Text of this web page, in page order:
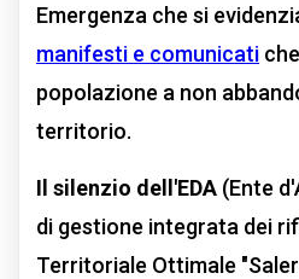
Emergenza che si
manifesti e comunicati
popolazione a non
territorio.
Il silenzio dell'EDA (Ente
di gestione integrata dei
Territoriale Ottimale